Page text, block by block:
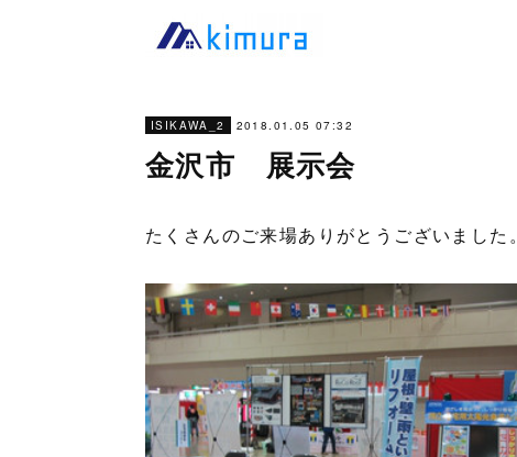
ISIKAWA_2 2018.01.05 07:32
金沢市 展示会
たくさんのご来場ありがとうございました。